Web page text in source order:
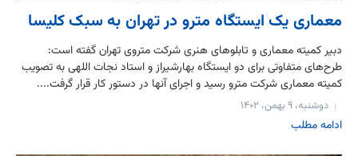
معماری یک ایستگاه مترو در تهران به سبک کلیسا
دبیر کمیته معماری و تابلوهای هنری شرکت متروی تهران گفته است:
طرح‌های متفاوتی برای دو ایستگاه بهارشیراز و استاد نجات اللهی به تصویب
کمیته معماری شرکت مترو رسید و اجرای آنها در دستور کار قرار گرفت....
دوشنبه، ۹ بهمن، ۱۴۰۲
ادامه مطلب